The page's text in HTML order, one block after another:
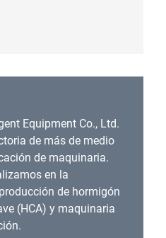
Equipment Co., Ltd.
de más de medio
de maquinaria.
en la
de hormigón
(HCA) y maquinaria